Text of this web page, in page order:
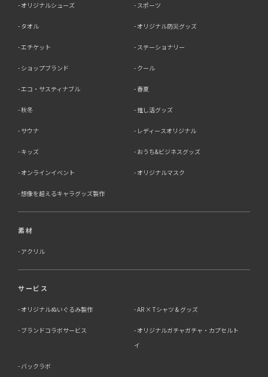
オリジナルシューズ スポーツ
タオル オリジナル防災グッズ
エチケット ステーショナリー
ショップブランド クール
エコ・サスティナブル 春夏
秋冬 推し活グッズ
サウナ レディースオリジナル
キッズ おうち&ビジネスグッズ
オンラインイベント オリジナルマスク
想像を超えるキャラグッズ製作
素材
アクリル
サービス
オリジナルぬいぐるみ製作 AR × Tシャツ & グッズ
ブランドコラボサービス
オリジナルガチャガチャ・カプセルト
イ
バックラボ